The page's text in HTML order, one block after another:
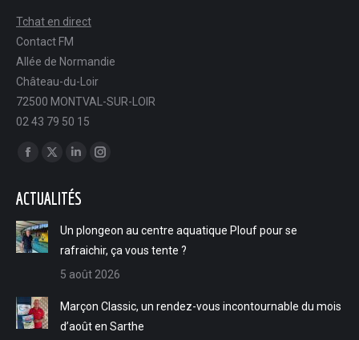
Tchat en direct
Contact FM
Allée de Normandie
Château-du-Loir
72500 MONTVAL-SUR-LOIR
02 43 79 50 15
Trouvez nous sur :
Facebook
opens
in
new
X
opens
new
LinkedIn
opens
in
new
Instagram
new
ACTUALITÉS
Un plongeon au centre aquatique Plouf pour se
rafraichir, ça vous tente ?
5 août 2026
Marçon Classic, un rendez-vous incontournable du mois
d’août en Sarthe